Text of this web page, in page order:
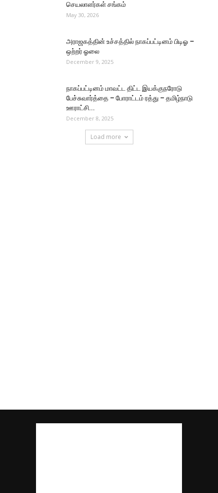
செயலாளர்கள் சங்கம்
May 30, 2026
அராஜகத்தின் உச்சத்தில் நாகப்பட்டினம் பிடிஓ –
ஒற்றர் ஓலை
December 9, 2025
நாகப்பட்டினம் மாவட்ட திட்ட இயக்குநரோடு
பேச்சுவார்த்தை – போராட்டம் ரத்து – தமிழ்நாடு
ஊராட்சி...
December 8, 2025
Load more